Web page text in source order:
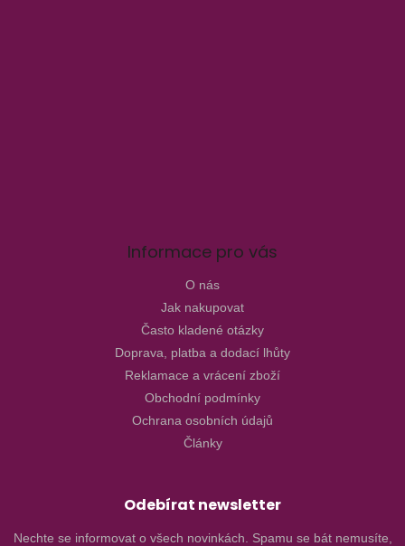
Informace pro vás
O nás
Jak nakupovat
Často kladené otázky
Doprava, platba a dodací lhůty
Reklamace a vrácení zboží
Obchodní podmínky
Ochrana osobních údajů
Články
Odebírat newsletter
Nechte se informovat o všech novinkách. Spamu se bát nemusíte,